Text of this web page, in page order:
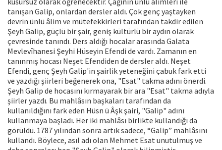
tanışan Galip, onlardan dersler aldı. Çok genç yaştayken
devrin ünlü âlim ve mütefekkirleri tarafından takdir edilen
Şeyh Galip, güçlü bir şair, geniş kültürlü bir aydın olarak
çevresinde tanındı. Ders aldığı hocalar arasında Galata
Mevlevîhanesi Şeyhi Hüseyin Efendi de vardı. Zamanın en
tanınmış hocası Neşet Efendiden de dersler aldı. Neşet
Efendi, genç Şeyh Galip'in şairlik yeteneğini çabuk fark etti
ve yazdığı şiirleri beğenerek ona, "Esat" takma adını önerdi.
Şeyh Galip de hocasını kırmayarak bir ara "Esat" takma adıyla
şiirler yazdı. Bu mahlâsın başkaları tarafından da
kullanıldığını fark eden Hüsn ü Âşk şairi, "Galip" adını
kullanmaya başladı. Her iki mahlâsı birlikte kullandığı da
görüldü. 1787 yılından sonra artık sadece, “Galip” mahlâsını
kullandı. Böylece, asıl adı olan Mehmet Esat unutulmuş ve